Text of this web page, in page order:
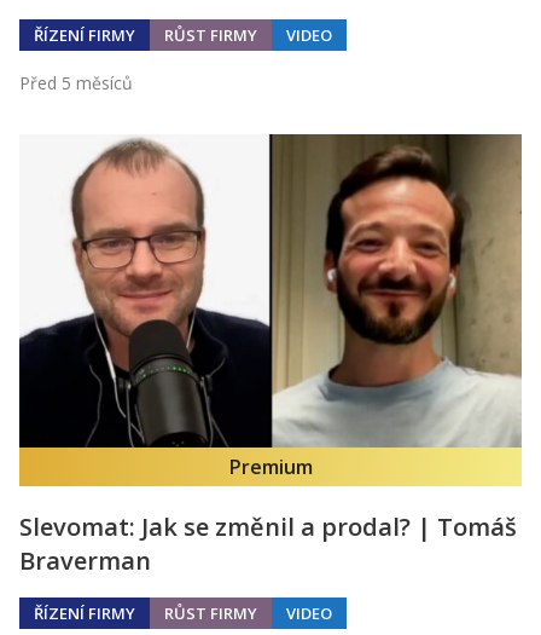
ŘÍZENÍ FIRMY RŮST FIRMY VIDEO
Před 5 měsíců
Premium
Slevomat: Jak se změnil a prodal? | Tomáš
Braverman
ŘÍZENÍ FIRMY RŮST FIRMY VIDEO